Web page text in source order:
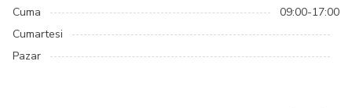
Cuma
09:00-17:00
Cumartesi
Pazar